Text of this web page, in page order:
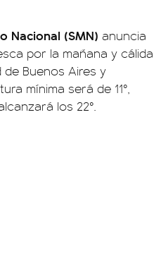
Nacional (SMN) anuncia
por la mañana y cálida
Buenos Aires y
mínima será de 11°,
los 22°.